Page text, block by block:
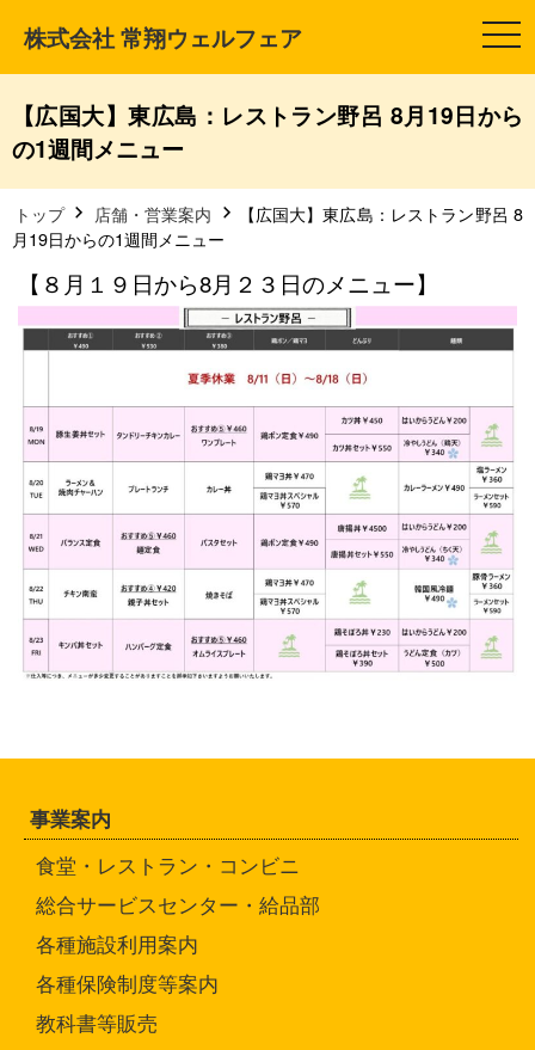
株式会社 常翔ウェルフェア
t
o
e
i
g
a
【広国大】東広島：レストラン野呂 8月19日から
の1週間メニュー
トップ 店舗・営業案内
【広国大】東広島：レストラン野呂 8
月19日からの1週間メニュー
【８月１９日から8月２３日のメニュー】
事業案内
食堂・レストラン・コンビニ
総合サービスセンター・給品部
各種施設利用案内
各種保険制度等案内
教科書等販売